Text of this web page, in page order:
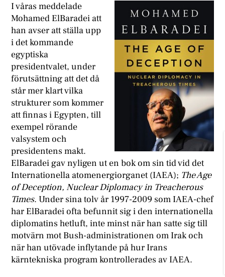
Ivåras meddelade
Mohamed ElBaradei att
han avser att ställa upp
i det kommande
egyptiska
presidentvalet, under
förutsättning att det då
står mer klart vilka
strukturer som kommer
att finnas i Egypten, till
exempel rörande
valsystem och
presidentens makt.
ElBaradei gav nyligen ut en bok om sin tid vid det
Internationella atomenergiorganet (IAEA); The Age
of Deception, Nuclear Diplomacy in Treacherous
Times. Under sina tolv år 1997-2009 som IAEA-chef
har ElBaradei ofta befunnit sig i den internationella
diplomatins hetluft, inte minst när han satte sig till
motvärn mot Bush-administrationen om Irak och
när han utövade inflytande på hur Irans
kärntekniska program kontrollerades av IAEA.